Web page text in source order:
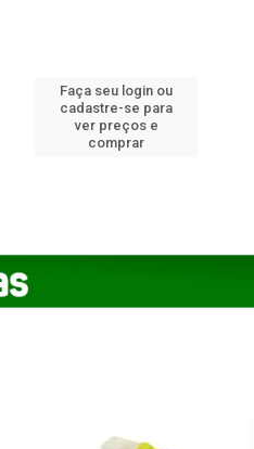
Faça seu login ou
cadastre-se para
ver preços e
comprar